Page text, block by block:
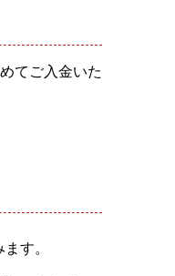
てご入金いた
す。